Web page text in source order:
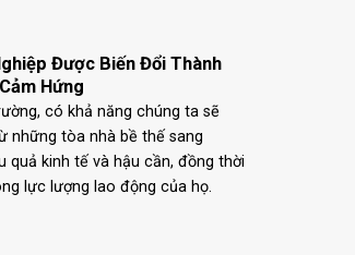
Được Biến Đổi Thành
Hứng
có khả năng chúng ta sẽ
những tòa nhà bề thế sang
quả kinh tế và hậu cần, đồng thời
lực lượng lao động của họ.